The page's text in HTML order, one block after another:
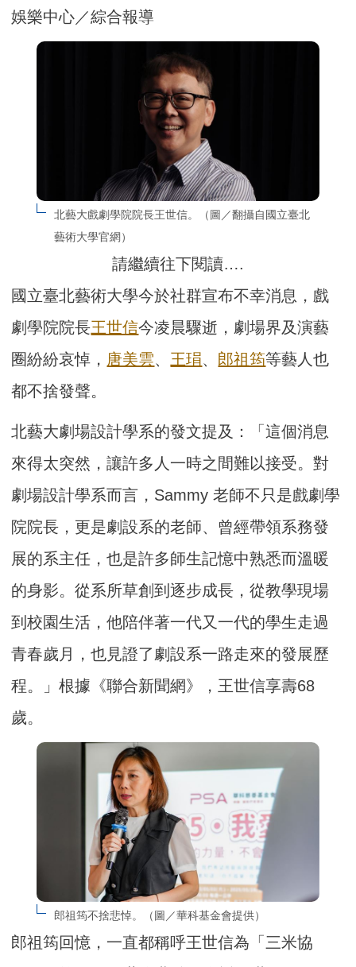
娛樂中心／綜合報導
北藝大戲劇學院院長王世信。（圖／翻攝自國立臺北
藝術大學官網）
請繼續往下閱讀….
國立臺北藝術大學今於社群宣布不幸消息，戲
劇學院院長王世信今凌晨驟逝，劇場界及演藝
圈紛紛哀悼， 唐美雲、 王琄、 郎祖筠等藝人也
都不捨發聲。
北藝大劇場設計學系的發文提及：「這個消息
來得太突然，讓許多人一時之間難以接受。對
劇場設計學系而言，Sammy 老師不只是戲劇學
院院長，更是劇設系的老師、曾經帶領系務發
展的系主任，也是許多師生記憶中熟悉而溫暖
的身影。從系所草創到逐步成長，從教學現場
到校園生活，他陪伴著一代又一代的學生走過
青春歲月，也見證了劇設系一路走來的發展歷
程。」根據《聯合新聞網》，王世信享壽68
歲。
郎祖筠不捨悲悼。（圖／華科基金會提供）
郎祖筠回憶，一直都稱呼王世信為「三米協